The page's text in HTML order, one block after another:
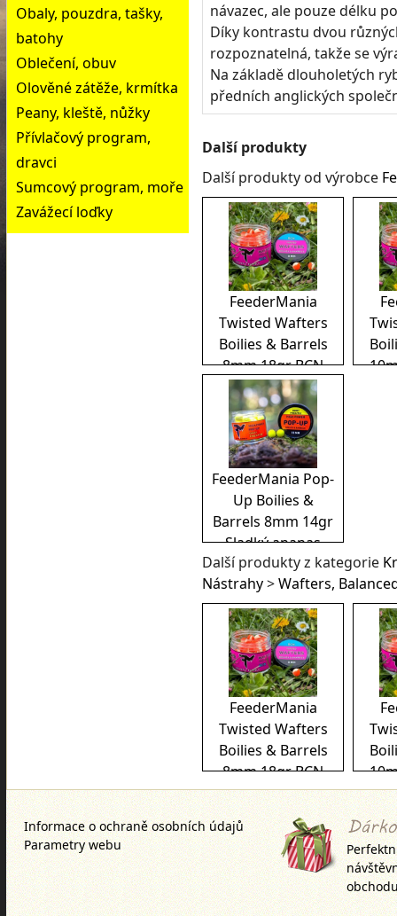
Obaly, pouzdra, tašky,
batohy
Oblečení, obuv
Olověné zátěže, krmítka
Peany, kleště, nůžky
Přívlačový program,
dravci
Sumcový program, moře
Zavážecí loďky
návazec, ale pouze délku
Díky kontrastu dvou
rozpoznatelná, takže se
Na základě dlouholetých
předních anglických
Další produkty
Další produkty od výrobce
FeederMania
Twisted Wafters
Boilies & Barrels
8mm 18gr BCN
FeederMania Pop-
Up Boilies &
Barrels 8mm 14gr
Sladký ananas
Další produkty z kategorie
Nástrahy>Wafters,
FeederMania
Twisted Wafters
Boilies & Barrels
8mm 18gr BCN
Informace o ochraně osobních údajů
Parametry webu